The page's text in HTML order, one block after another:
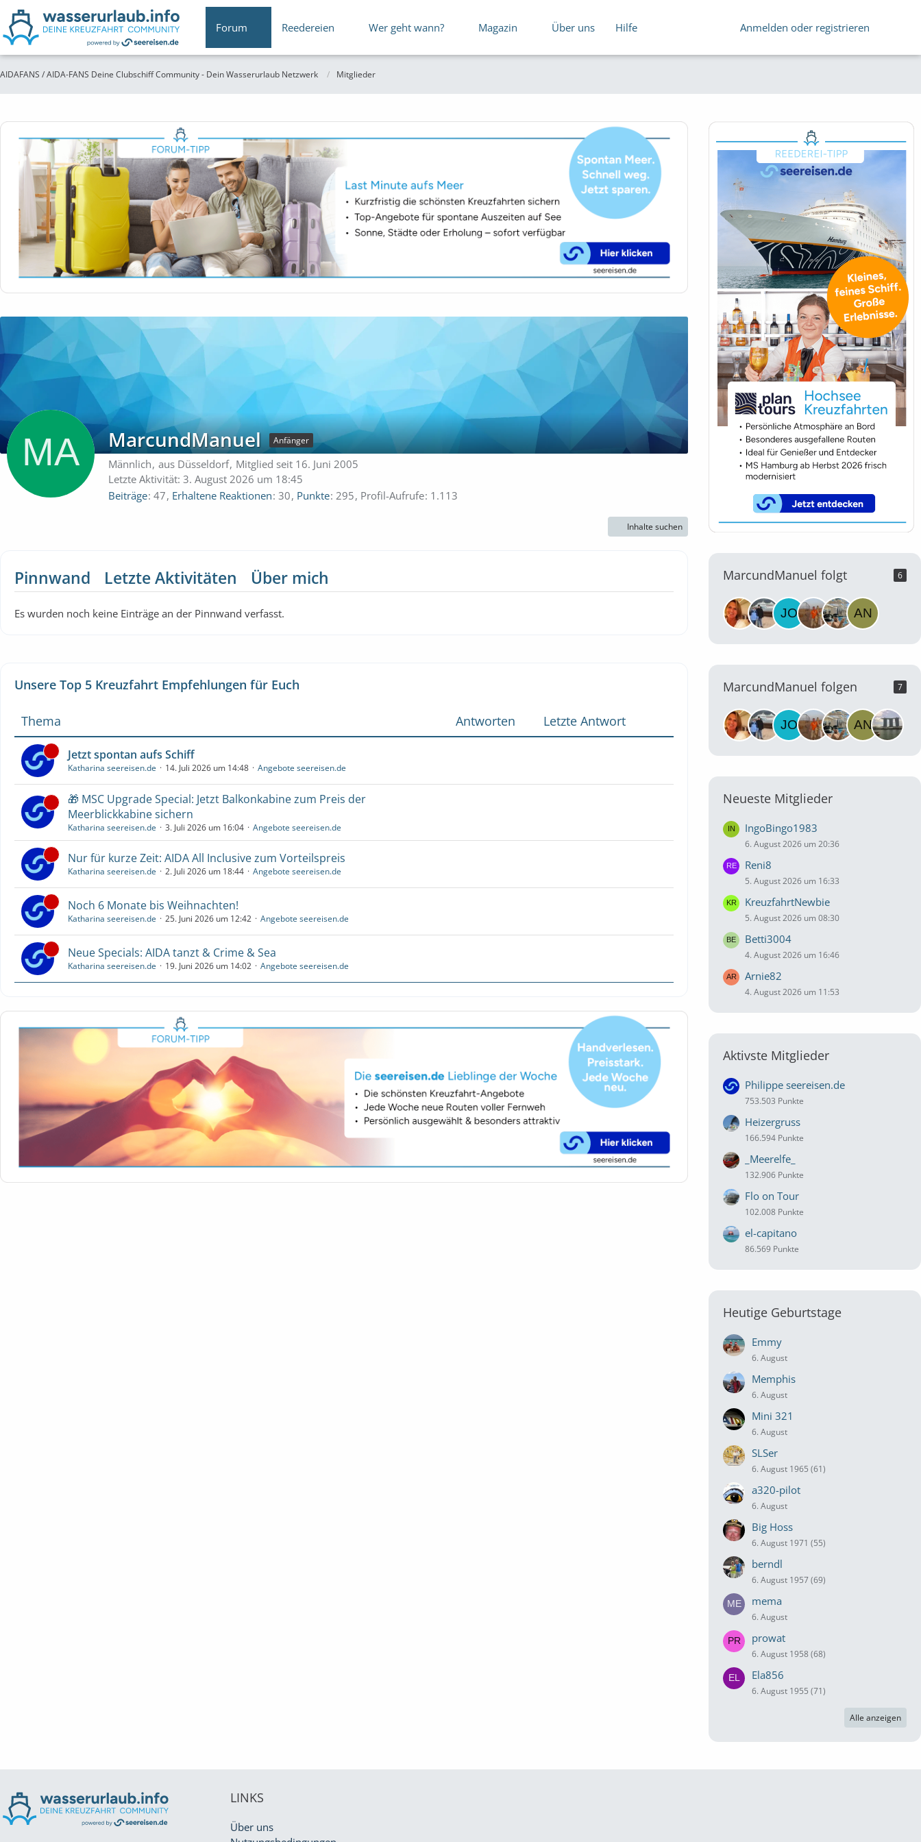
Forum Reedereien Wer geht wann? Magazin Über uns Hilfe Anmelden oder registrieren
AIDAFANS / AIDA-FANS Deine Clubschiff Community - Dein Wasserurlaub Netzwerk Mitglieder
MarcundManuel Anfänger
Männlich aus Düsseldorf Mitglied seit 16. Juni 2005
Letzte Aktivität: 3. August 2026 um 18:45
Beiträge 47 Erhaltene Reaktionen 30 Punkte 295 Profil-Aufrufe 1.113
Inhalte suchen
Pinnwand Letzte Aktivitäten Über mich
Es wurden noch keine Einträge an der Pinnwand verfasst.
Unsere Top 5 Kreuzfahrt Empfehlungen für Euch
Thema Antworten Letzte Antwort
Jetzt spontan aufs Schiff
Katharina seereisen.de 14. Juli 2026 um 14:48 Angebote seereisen.de
🎁 MSC Upgrade Special: Jetzt Balkonkabine zum Preis der
Meerblickkabine sichern
Katharina seereisen.de 3. Juli 2026 um 16:04 Angebote seereisen.de
Nur für kurze Zeit: AIDA All Inclusive zum Vorteilspreis
Katharina seereisen.de 2. Juli 2026 um 18:44 Angebote seereisen.de
Noch 6 Monate bis Weihnachten!
Katharina seereisen.de 25. Juni 2026 um 12:42 Angebote seereisen.de
Neue Specials: AIDA tanzt & Crime & Sea
Katharina seereisen.de 19. Juni 2026 um 14:02 Angebote seereisen.de
MarcundManuel folgt 6
MarcundManuel folgen 7
Neueste Mitglieder
IngoBingo1983
6. August 2026 um 20:36
Reni8
5. August 2026 um 16:33
KreuzfahrtNewbie
5. August 2026 um 08:30
Betti3004
4. August 2026 um 16:46
Arnie82
4. August 2026 um 11:53
Aktivste Mitglieder
Philippe seereisen.de
753.503 Punkte
Heizergruss
166.594 Punkte
_Meerelfe_
132.906 Punkte
Flo on Tour
102.008 Punkte
el-capitano
86.569 Punkte
Heutige Geburtstage
Emmy
6. August
Memphis
6. August
Mini 321
6. August
SLSer
6. August 1965 (61)
a320-pilot
6. August
Big Hoss
6. August 1971 (55)
berndl
6. August 1957 (69)
mema
6. August
prowat
6. August 1958 (68)
Ela856
6. August 1955 (71)
Alle anzeigen
LINKS
Über uns